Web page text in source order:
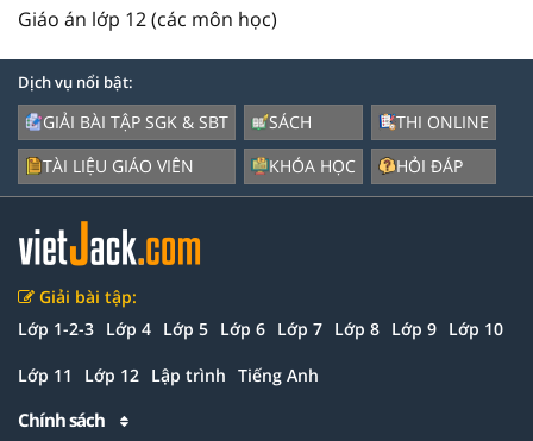
Giáo án lớp 12 (các môn học)
Dịch vụ nổi bật:
GIẢI BÀI TẬP SGK & SBT
TÀI LIỆU GIÁO VIÊN
SÁCH
KHÓA HỌC
THI ONLINE
HỎI ĐÁP
Giải bài tập:
Lớp 1-2-3 Lớp 4 Lớp 5 Lớp 6 Lớp 7 Lớp 8 Lớp 9 Lớp 10
Lớp 11 Lớp 12 Lập trình Tiếng Anh
Chính sách